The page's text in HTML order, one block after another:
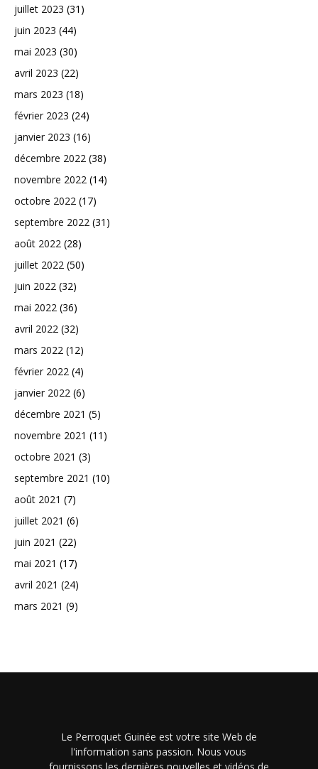
juillet 2023 (31)
juin 2023 (44)
mai 2023 (30)
avril 2023 (22)
mars 2023 (18)
février 2023 (24)
janvier 2023 (16)
décembre 2022 (38)
novembre 2022 (14)
octobre 2022 (17)
septembre 2022 (31)
août 2022 (28)
juillet 2022 (50)
juin 2022 (32)
mai 2022 (36)
avril 2022 (32)
mars 2022 (12)
février 2022 (4)
janvier 2022 (6)
décembre 2021 (5)
novembre 2021 (11)
octobre 2021 (3)
septembre 2021 (10)
août 2021 (7)
juillet 2021 (6)
juin 2021 (22)
mai 2021 (17)
avril 2021 (24)
mars 2021 (9)
Le Perroquet Guinée est votre site Web de
l'information sans passion. Nous vous